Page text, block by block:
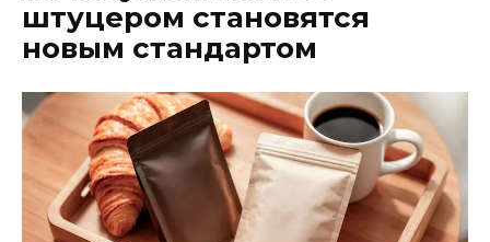
штуцером становятся
новым стандартом